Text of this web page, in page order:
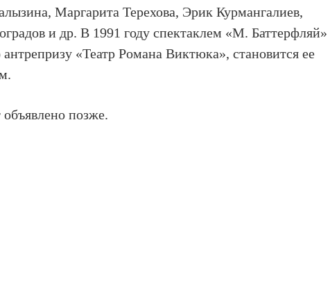
Маргарита Терехова, Эрик Курмангалиев,
и др. В 1991 году спектаклем «М. Баттерфляй»
«Театр Романа Виктюка», становится ее
позже.